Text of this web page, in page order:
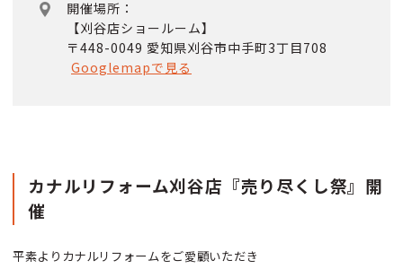
開催場所：
【刈谷店ショールーム】
〒448-0049 愛知県刈谷市中手町3丁目708
Googlemapで見る
カナルリフォーム刈谷店『売り尽くし祭』開
催
平素よりカナルリフォームをご愛顧いただき